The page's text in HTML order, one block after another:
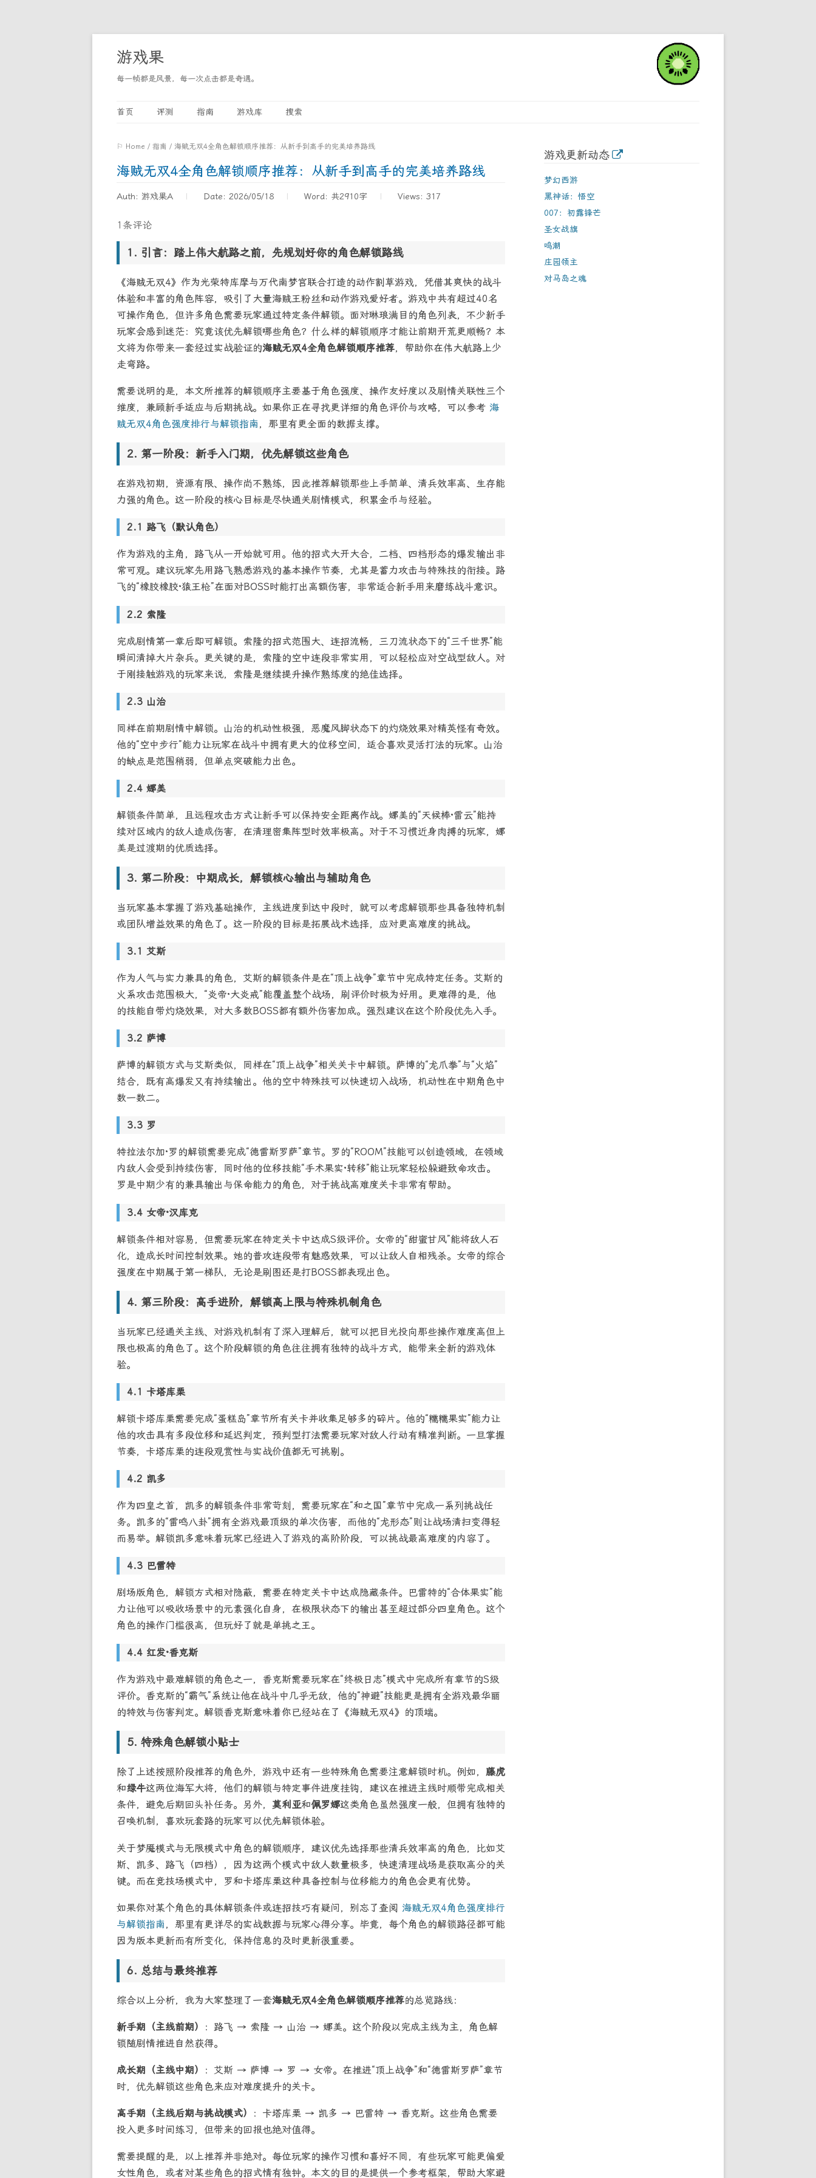
游戏果
每一帧都是风景，每一次点击都是奇遇。
首页 评测 指南 游戏库 搜索
⚐ Home / 指南 / 海贼无双4全角色解锁顺序推荐：从新手到高手的完美培养路线
海贼无双4全角色解锁顺序推荐：从新手到高手的完美培养路线
Auth: 游戏果A Date: 2026/05/18 Word: 共2910字 Views: 317
1条评论
引言：踏上伟大航路之前，先规划好你的角色解锁路线
《海贼无双4》作为光荣特库摩与万代南梦宫联合打造的动作割草游戏，凭借其爽快的战斗
体验和丰富的角色阵容，吸引了大量海贼王粉丝和动作游戏爱好者。游戏中共有超过40名
可操作角色，但许多角色需要玩家通过特定条件解锁。面对琳琅满目的角色列表，不少新手
玩家会感到迷茫：究竟该优先解锁哪些角色？什么样的解锁顺序才能让前期开荒更顺畅？本
文将为你带来一套经过实战验证的海贼无双4全角色解锁顺序推荐，帮助你在伟大航路上少
走弯路。
需要说明的是，本文所推荐的解锁顺序主要基于角色强度、操作友好度以及剧情关联性三个
维度，兼顾新手适应与后期挑战。如果你正在寻找更详细的角色评价与攻略，可以参考 海
贼无双4角色强度排行与解锁指南 ，那里有更全面的数据支撑。
第一阶段：新手入门期，优先解锁这些角色
在游戏初期，资源有限、操作尚不熟练，因此推荐解锁那些上手简单、清兵效率高、生存能
力强的角色。这一阶段的核心目标是尽快通关剧情模式，积累金币与经验。
路飞（默认角色）
作为游戏的主角，路飞从一开始就可用。他的招式大开大合，二档、四档形态的爆发输出非
常可观。建议玩家先用路飞熟悉游戏的基本操作节奏，尤其是蓄力攻击与特殊技的衔接。路
飞的“橡胶橡胶·猿王枪”在面对BOSS时能打出高额伤害，非常适合新手用来磨练战斗意识。
索隆
完成剧情第一章后即可解锁。索隆的招式范围大、连招流畅，三刀流状态下的“三千世界”能
瞬间清掉大片杂兵。更关键的是，索隆的空中连段非常实用，可以轻松应对空战型敌人。对
于刚接触游戏的玩家来说，索隆是继续提升操作熟练度的绝佳选择。
山治
同样在前期剧情中解锁。山治的机动性极强，恶魔风脚状态下的灼烧效果对精英怪有奇效。
他的“空中步行”能力让玩家在战斗中拥有更大的位移空间，适合喜欢灵活打法的玩家。山治
的缺点是范围稍弱，但单点突破能力出色。
娜美
解锁条件简单，且远程攻击方式让新手可以保持安全距离作战。娜美的“天候棒·雷云”能持
续对区域内的敌人造成伤害，在清理密集阵型时效率极高。对于不习惯近身肉搏的玩家，娜
美是过渡期的优质选择。
第二阶段：中期成长，解锁核心输出与辅助角色
当玩家基本掌握了游戏基础操作，主线进度到达中段时，就可以考虑解锁那些具备独特机制
或团队增益效果的角色了。这一阶段的目标是拓展战术选择，应对更高难度的挑战。
艾斯
作为人气与实力兼具的角色，艾斯的解锁条件是在“顶上战争”章节中完成特定任务。艾斯的
火系攻击范围极大，“炎帝·大炎戒”能覆盖整个战场，刷评价时极为好用。更难得的是，他
的技能自带灼烧效果，对大多数BOSS都有额外伤害加成。强烈建议在这个阶段优先入手。
萨博
萨博的解锁方式与艾斯类似，同样在“顶上战争”相关关卡中解锁。萨博的“龙爪拳”与“火焰”
结合，既有高爆发又有持续输出。他的空中特殊技可以快速切入战场，机动性在中期角色中
数一数二。
罗
特拉法尔加·罗的解锁需要完成“德雷斯罗萨”章节。罗的“ROOM”技能可以创造领域，在领域
内敌人会受到持续伤害，同时他的位移技能“手术果实·转移”能让玩家轻松躲避致命攻击。
罗是中期少有的兼具输出与保命能力的角色，对于挑战高难度关卡非常有帮助。
女帝·汉库克
解锁条件相对容易，但需要玩家在特定关卡中达成S级评价。女帝的“甜蜜甘风”能将敌人石
化，造成长时间控制效果。她的普攻连段带有魅惑效果，可以让敌人自相残杀。女帝的综合
强度在中期属于第一梯队，无论是刷图还是打BOSS都表现出色。
第三阶段：高手进阶，解锁高上限与特殊机制角色
当玩家已经通关主线、对游戏机制有了深入理解后，就可以把目光投向那些操作难度高但上
限也极高的角色了。这个阶段解锁的角色往往拥有独特的战斗方式，能带来全新的游戏体
验。
卡塔库栗
解锁卡塔库栗需要完成“蛋糕岛”章节所有关卡并收集足够多的碎片。他的“糯糯果实”能力让
他的攻击具有多段位移和延迟判定，预判型打法需要玩家对敌人行动有精准判断。一旦掌握
节奏，卡塔库栗的连段观赏性与实战价值都无可挑剔。
凯多
作为四皇之首，凯多的解锁条件非常苛刻，需要玩家在“和之国”章节中完成一系列挑战任
务。凯多的“雷鸣八卦”拥有全游戏最顶级的单次伤害，而他的“龙形态”则让战场清扫变得轻
而易举。解锁凯多意味着玩家已经进入了游戏的高阶阶段，可以挑战最高难度的内容了。
巴雷特
剧场版角色，解锁方式相对隐蔽，需要在特定关卡中达成隐藏条件。巴雷特的“合体果实”能
力让他可以吸收场景中的元素强化自身，在极限状态下的输出甚至超过部分四皇角色。这个
角色的操作门槛很高，但玩好了就是单挑之王。
红发·香克斯
作为游戏中最难解锁的角色之一，香克斯需要玩家在“终极日志”模式中完成所有章节的S级
评价。香克斯的“霸气”系统让他在战斗中几乎无敌，他的“神避”技能更是拥有全游戏最华丽
的特效与伤害判定。解锁香克斯意味着你已经站在了《海贼无双4》的顶端。
特殊角色解锁小贴士
除了上述按照阶段推荐的角色外，游戏中还有一些特殊角色需要注意解锁时机。例如， 藤虎
和绿牛这两位海军大将，他们的解锁与特定事件进度挂钩，建议在推进主线时顺带完成相关
条件，避免后期回头补任务。另外， 莫利亚和佩罗娜这类角色虽然强度一般，但拥有独特的
召唤机制，喜欢玩套路的玩家可以优先解锁体验。
关于梦魇模式与无限模式中角色的解锁顺序，建议优先选择那些清兵效率高的角色，比如艾
斯、凯多、路飞（四档），因为这两个模式中敌人数量极多，快速清理战场是获取高分的关
键。而在竞技场模式中，罗和卡塔库栗这种具备控制与位移能力的角色会更有优势。
如果你对某个角色的具体解锁条件或连招技巧有疑问，别忘了查阅 海贼无双4角色强度排行
与解锁指南 ，那里有更详尽的实战数据与玩家心得分享。毕竟，每个角色的解锁路径都可能
因为版本更新而有所变化，保持信息的及时更新很重要。
总结与最终推荐
综合以上分析，我为大家整理了一套海贼无双4全角色解锁顺序推荐的总览路线：
新手期（主线前期）
：路飞 → 索隆 → 山治 → 娜美。这个阶段以完成主线为主，角色解
锁随剧情推进自然获得。
成长期（主线中期）
：艾斯 → 萨博 → 罗 → 女帝。在推进“顶上战争”和“德雷斯罗萨”章节
时，优先解锁这些角色来应对难度提升的关卡。
高手期（主线后期与挑战模式）
：卡塔库栗 → 凯多 → 巴雷特 → 香克斯。这些角色需要
投入更多时间练习，但带来的回报也绝对值得。
需要提醒的是，以上推荐并非绝对。每位玩家的操作习惯和喜好不同，有些玩家可能更偏爱
女性角色，或者对某些角色的招式情有独钟。本文的目的是提供一个参考框架，帮助大家避
游戏更新动态
梦幻西游
黑神话：悟空
007：初露锋芒
圣女战旗
鸣潮
庄园领主
对马岛之魂